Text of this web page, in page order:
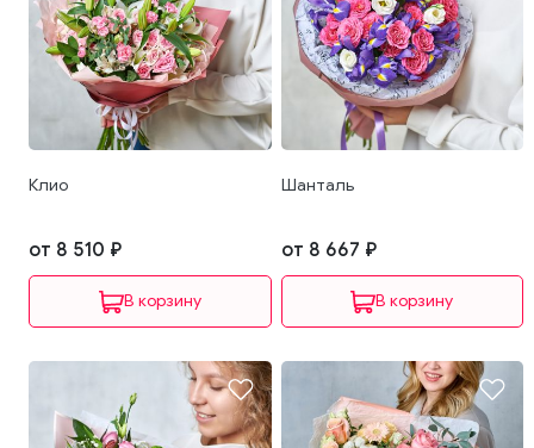
Клио
от 8 510 ₽
В корзину
Шанталь
от 8 667 ₽
В корзину